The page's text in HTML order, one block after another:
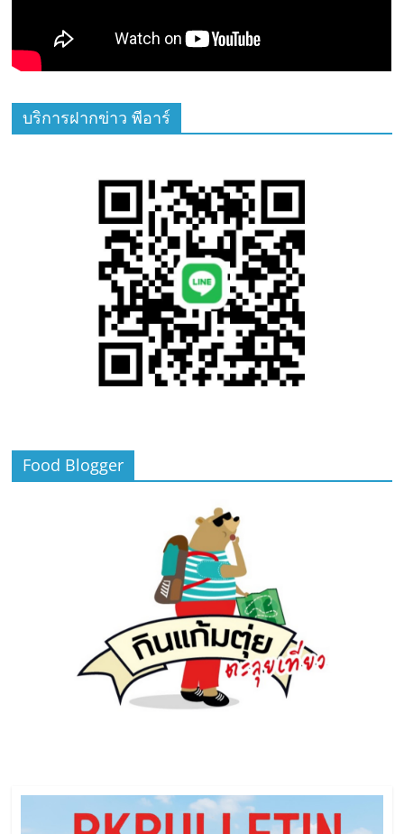
บริการฝากข่าว พีอาร์
Food Blogger